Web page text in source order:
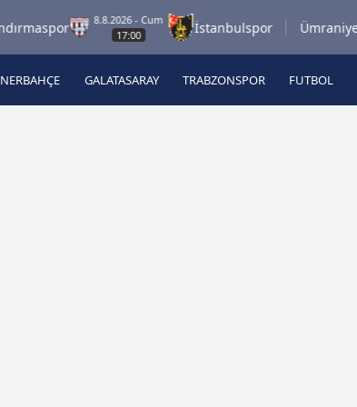
8.8.2026 - Cum
17:00
İstanbulspor Ümraniyespor
Beşiktaş
GALATASARAY TRABZONSPOR FUTBOL